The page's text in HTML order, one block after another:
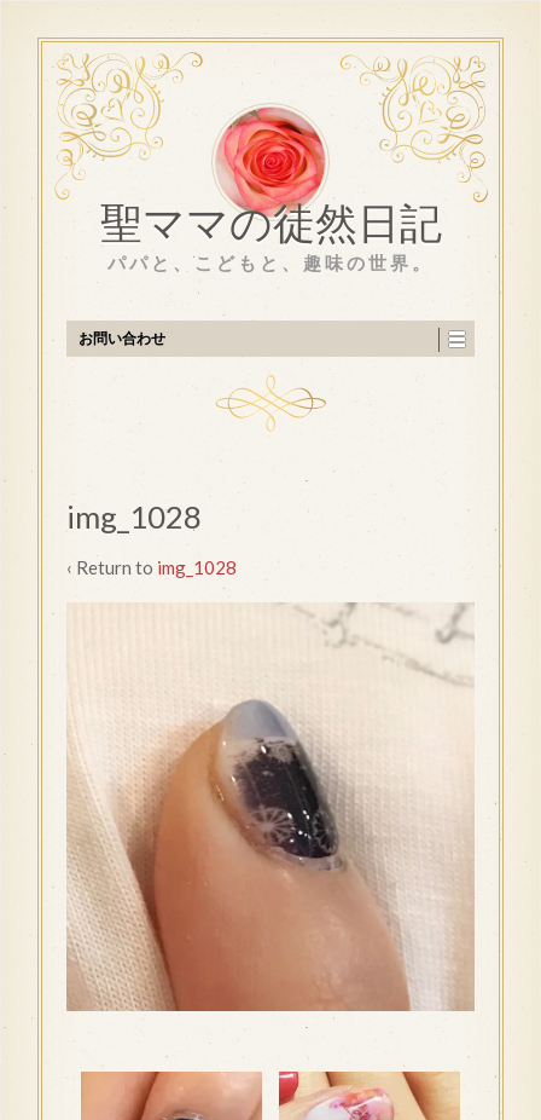
聖ママの徒然日記
パパと、こどもと、趣味の世界。
お問い合わせ
img_1028
‹ Return to img_1028